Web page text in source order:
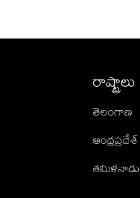
రాష్ట్రాలు
తెలంగాణ
ఆంధ్రప్రదేశ్
తమిళనాడు